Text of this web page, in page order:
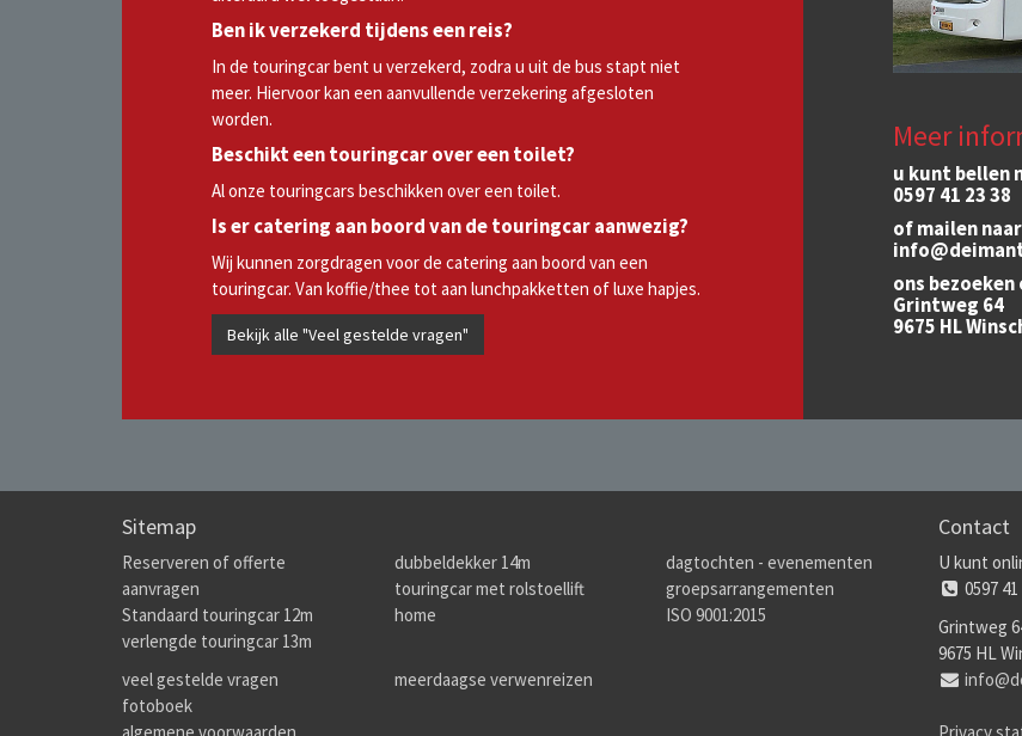
Ben ik verzekerd tijdens een reis?
In de touringcar bent u verzekerd, zodra u uit de bus stapt niet
meer. Hiervoor kan een aanvullende verzekering afgesloten
worden.
Beschikt een touringcar over een toilet?
Al onze touringcars beschikken over een toilet.
Is er catering aan boord van de touringcar aanwezig?
Wij kunnen zorgdragen voor de catering aan boord van een
touringcar. Van koffie/thee tot aan lunchpakketten of luxe hapjes.
Bekijk alle "Veel gestelde vragen"
Meer
u kunt bellen
0597 41 23 38
of mailen
ons
Grintweg 64
9675 HL
Sitemap
Reserveren of offerte
aanvragen
Standaard touringcar 12m
verlengde touringcar 13m
dubbeldekker 14m
touringcar met rolstoellift
home
dagtochten - evenementen
groepsarrangementen
ISO 9001:2015
veel gestelde vragen
fotoboek
algemene voorwaarden
meerdaagse verwenreizen
Contact
U kunt
0597
Grintweg
9675 HL
Privacy